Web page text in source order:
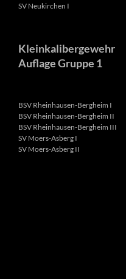
SV Neukirchen I
Kleinkalibergewehr
Auflage Gruppe 1
BSV Rheinhausen-Bergheim I
BSV Rheinhausen-Bergheim II
BSV Rheinhausen-Bergheim III
SV Moers-Asberg I
SV Moers-Asberg II